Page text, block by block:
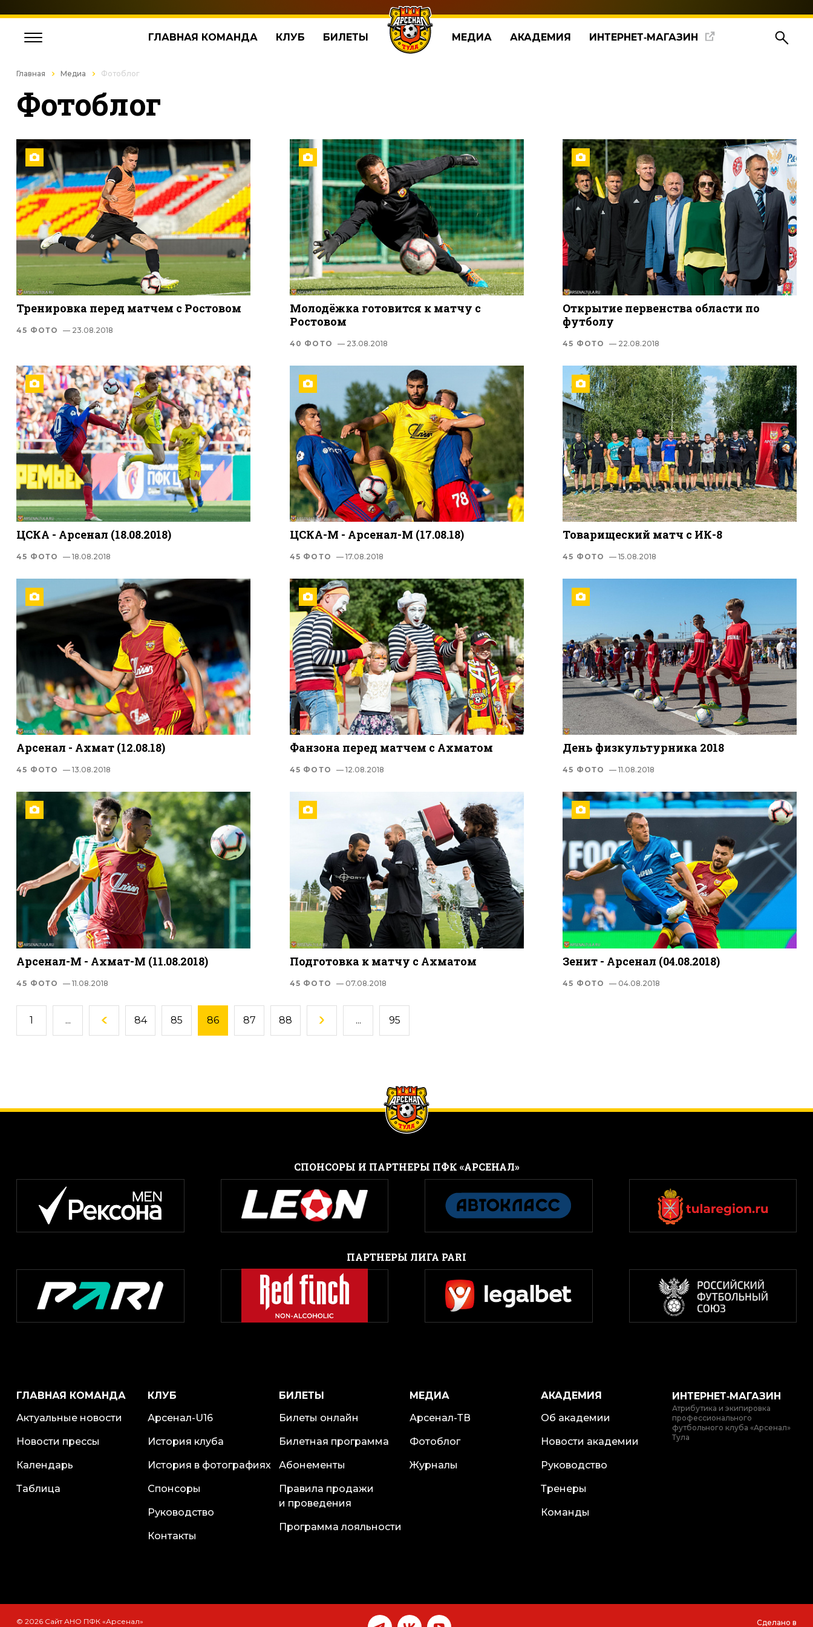
ГЛАВНАЯ КОМАНДА КЛУБ БИЛЕТЫ МЕДИА АКАДЕМИЯ ИНТЕРНЕТ‑МАГАЗИН
Главная Медиа Фотоблог
Фотоблог
Тренировка перед матчем с Ростовом
45 ФОТО — 23.08.2018
Молодёжка готовится к матчу с
Ростовом
40 ФОТО — 23.08.2018
Открытие первенства области по
футболу
45 ФОТО — 22.08.2018
ЦСКА - Арсенал (18.08.2018)
45 ФОТО — 18.08.2018
ЦСКА-М - Арсенал-М (17.08.18)
45 ФОТО — 17.08.2018
Товарищеский матч с ИК-8
45 ФОТО — 15.08.2018
Арсенал - Ахмат (12.08.18)
45 ФОТО — 13.08.2018
Фанзона перед матчем с Ахматом
45 ФОТО — 12.08.2018
День физкультурника 2018
45 ФОТО — 11.08.2018
Арсенал-М - Ахмат-М (11.08.2018)
45 ФОТО — 11.08.2018
Подготовка к матчу с Ахматом
45 ФОТО — 07.08.2018
Зенит - Арсенал (04.08.2018)
45 ФОТО — 04.08.2018
1 ... 84 85 86 87 88 ... 95
CПОНСОРЫ И ПАРТНЕРЫ ПФК «АРСЕНАЛ»
ПАРТНЕРЫ ЛИГА PARI
ГЛАВНАЯ КОМАНДА
Актуальные новости
Новости прессы
Календарь
Таблица
КЛУБ
Арсенал-U16
История клуба
История в фотографиях
Спонсоры
Руководство
Контакты
БИЛЕТЫ
Билеты онлайн
Билетная программа
Абонементы
Правила продажи
и проведения
Программа лояльности
МЕДИА
Арсенал-ТВ
Фотоблог
Журналы
АКАДЕМИЯ
Об академии
Новости академии
Руководство
Тренеры
Команды
ИНТЕРНЕТ‑МАГАЗИН
Атрибутика и экипировка
профессионального
футбольного клуба «Арсенал»
Тула
© 2026 Сайт АНО ПФК «Арсенал» Сделано в